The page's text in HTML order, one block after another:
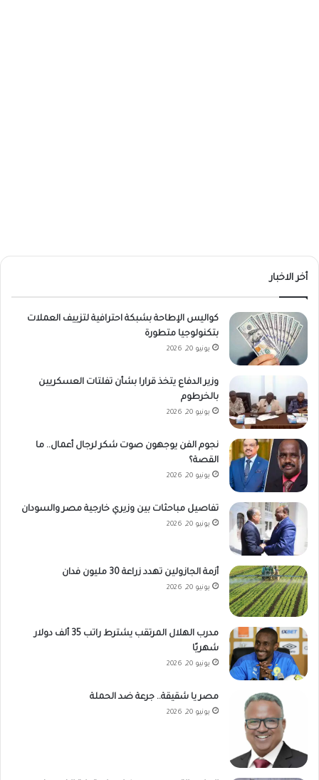
أخر الاخبار
كواليس الإطاحة بشبكة احترافية لتزييف العملات
بتكنولوجيا متطورة
يونيو 20, 2026
وزير الدفاع يتخذ قرارا بشأن تفلتات العسكريين
بالخرطوم
يونيو 20, 2026
نجوم الفن يوجهون صوت شكر لرجال أعمال.. ما
القصة؟
يونيو 20, 2026
تفاصيل مباحثات بين وزيري خارجية مصر والسودان
يونيو 20, 2026
أزمة الجازولين تهدد زراعة 30 مليون فدان
يونيو 20, 2026
مدرب الهلال المرتقب يشترط راتب 35 ألف دولار
شهريًا
يونيو 20, 2026
مصر يا شقيقة.. جرعة ضد الحملة
يونيو 20, 2026